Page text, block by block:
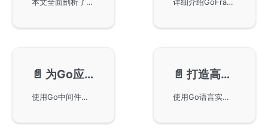
本文全面剖析了数据库迁移与版本管理的关键技术，从手动SQL脚本到golang-migrate等专业工具，并提供了实用的最佳实践和生产环境安全审核方案，帮助团队实现可控、可追踪的数据库变更管理。 详细介绍GoFrame框架在TechEmpower Web Benchmarks Round 23中的表现及与其他Go框架的性能对比
📄️ 为Go应用增加完整的权限认证能力
使用Go中间件和元数据实现统一的接口鉴权控制，设计并实现一个完整的RBAC权限认证系统，包括基于元数据的统一中间件实现和基于数据库的动态权限管理方案
📄️ 打造高性能实时通信：Go语言SSE实现指南
使用Go语言实现高性能实时通信的最佳实践，详细剖析SSE技术的原理、应用场景及AI领域的实践。从基础实现到分布式架构，覆盖单客户端消息发送、广播消息、Redis集成以及多协程并发处理等核心技术，并提供完整代码示例和性能优化策略。